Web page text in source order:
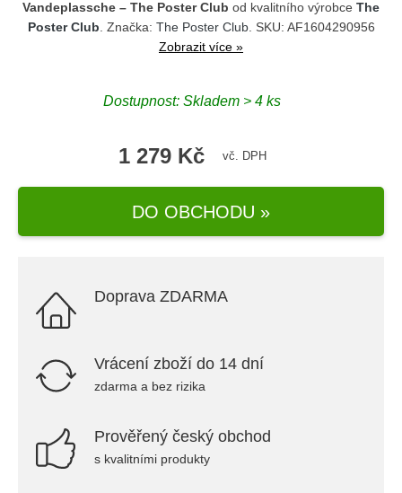
Vandeplassche – The Poster Club od kvalitního výrobce The
Poster Club . Značka: The Poster Club. SKU: AF1604290956
Zobrazit více »
Dostupnost: Skladem > 4 ks
1 279 Kč vč. DPH
DO OBCHODU »
Doprava ZDARMA
Vrácení zboží do 14 dní
zdarma a bez rizika
Prověřený český obchod
s kvalitními produkty